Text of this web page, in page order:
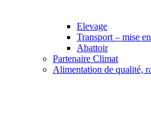
Elevage
Transport – mise
Abattoir
Partenaire Climat
Alimentation de qualité,